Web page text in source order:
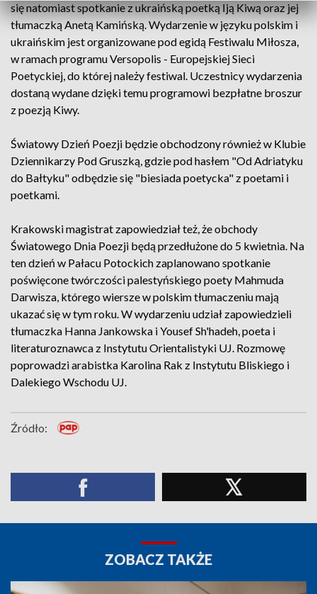
się natomiast spotkanie z ukraińską poetką Iją Kiwą oraz jej
tłumaczką Anetą Kamińską. Wydarzenie w języku polskim i
ukraińskim jest organizowane pod egidą Festiwalu Miłosza,
w ramach programu Versopolis - Europejskiej Sieci
Poetyckiej, do której należy festiwal. Uczestnicy wydarzenia
dostaną wydane dzięki temu programowi bezpłatne broszur
z poezją Kiwy.
Światowy Dzień Poezji będzie obchodzony również w Klubie
Dziennikarzy Pod Gruszką, gdzie pod hasłem "Od Adriatyku
do Bałtyku" odbędzie się "biesiada poetycka" z poetami i
poetkami.
Krakowski magistrat zapowiedział też, że obchody
Światowego Dnia Poezji będą przedłużone do 5 kwietnia. Na
ten dzień w Pałacu Potockich zaplanowano spotkanie
poświęcone twórczości palestyńskiego poety Mahmuda
Darwisza, którego wiersze w polskim tłumaczeniu mają
ukazać się w tym roku. W wydarzeniu udział zapowiedzieli
tłumaczka Hanna Jankowska i Yousef Sh'hadeh, poeta i
literaturoznawca z Instytutu Orientalistyki UJ. Rozmowę
poprowadzi arabistka Karolina Rak z Instytutu Bliskiego i
Dalekiego Wschodu UJ.
Źródło:
ZOBACZ TAKŻE